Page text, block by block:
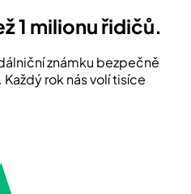
1 milionu řidičů.
známku bezpečně
rok nás volí tisíce